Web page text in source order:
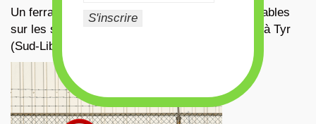
Un ferrailleur, qui récupère les matériaux recyclables
sur les sites de frappes aériennes israéliennes, à Tyr
(Sud-Liban), le 13 mars …